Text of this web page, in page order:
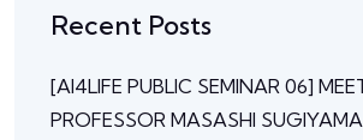
Recent Posts
[AI4LIFE PUBLIC SEMINAR 06]
PROFESSOR MASASHI